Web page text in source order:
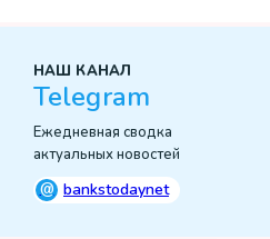
НАШ КАНАЛ
Telegram
Ежедневная сводка
актуальных новостей
@ bankstodaynet